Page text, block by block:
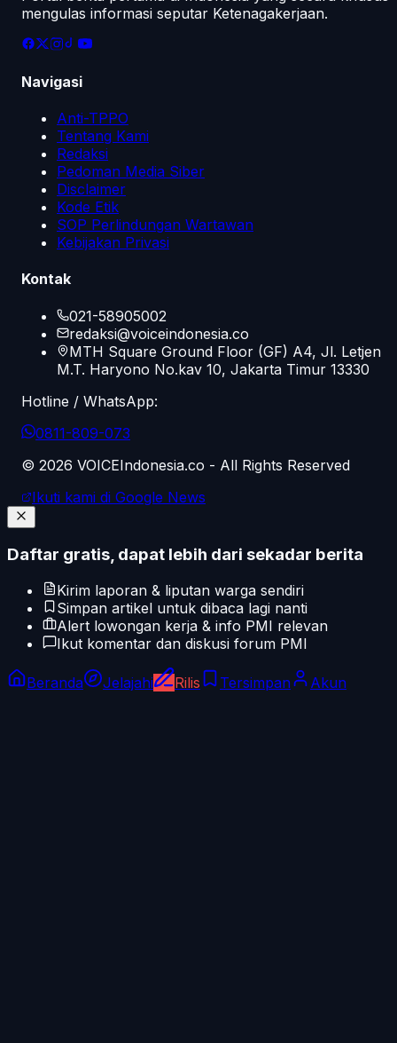
mengulas informasi seputar Ketenagakerjaan.
Navigasi
Anti-TPPO
Tentang Kami
Redaksi
Pedoman Media Siber
Disclaimer
Kode Etik
SOP Perlindungan Wartawan
Kebijakan Privasi
Kontak
021-58905002
redaksi@voiceindonesia.co
MTH Square Ground Floor (GF) A4, Jl. Letjen
M.T. Haryono No.kav 10, Jakarta Timur 13330
Hotline / WhatsApp:
0811-809-073
© 2026 VOICEIndonesia.co - All Rights Reserved
Ikuti kami di Google News
Daftar gratis, dapat lebih dari sekadar berita
Kirim laporan & liputan warga sendiri
Simpan artikel untuk dibaca lagi nanti
Alert lowongan kerja & info PMI relevan
Ikut komentar dan diskusi forum PMI
Beranda Jelajahi Rilis Tersimpan Akun